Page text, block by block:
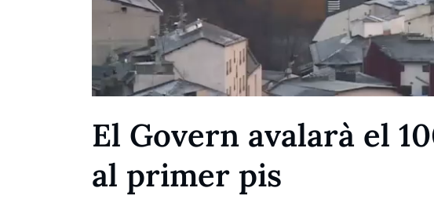
El Govern avalarà el
al primer pis